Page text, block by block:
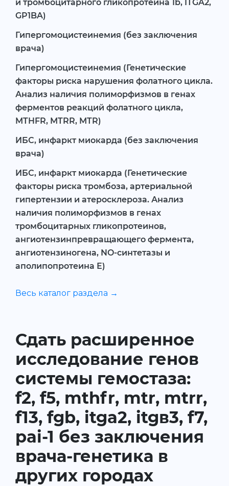
и тромбоцитарного гликопротеина 1b, ITGA2,
GP1BA)
Гипергомоцистеинемия (без заключения
врача)
Гипергомоцистеинемия (Генетические
факторы риска нарушения фолатного цикла.
Анализ наличия полиморфизмов в генах
ферментов реакций фолатного цикла,
MTHFR, MTRR, MTR)
ИБС, инфаркт миокарда (без заключения
врача)
ИБС, инфаркт миокарда (Генетические
факторы риска тромбоза, артериальной
гипертензии и атеросклероза. Анализ
наличия полиморфизмов в генах
тромбоцитарных гликопротеинов,
ангиотензинпревращающего фермента,
ангиотензиногена, NO-синтетазы и
аполипопротеина Е)
Весь каталог раздела →
Сдать расширенное
исследование генов
системы гемостаза:
f2, f5, mthfr, mtr, mtrr,
f13, fgb, itga2, itgв3, f7,
pai-1 без заключения
врача-генетика в
других городах